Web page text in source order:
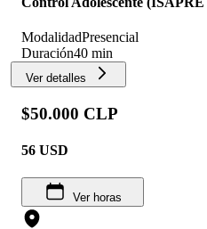
ModalidadPresencial
Duración40 min
Ver detalles
$50.000 CLP
56 USD
Ver horas